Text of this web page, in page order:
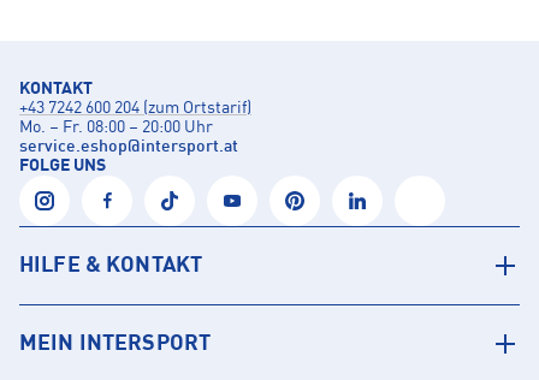
KONTAKT
+43 7242 600 204 (zum Ortstarif)
Mo. – Fr. 08:00 – 20:00 Uhr
service.eshop@intersport.at
FOLGE UNS
HILFE & KONTAKT
MEIN INTERSPORT